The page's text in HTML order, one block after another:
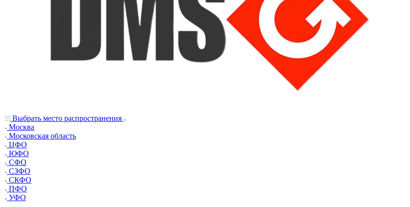
Выбрать место распространения
Москва
Московская область
ЦФО
ЮФО
СФО
СЗФО
СКФО
ПФО
УФО